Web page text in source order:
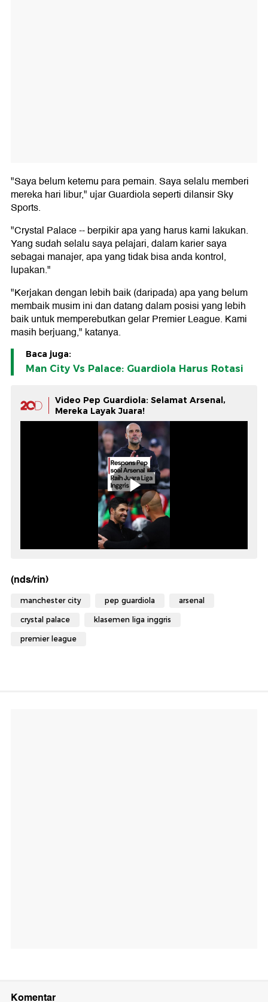
"Saya belum ketemu para pemain. Saya selalu memberi
mereka hari libur," ujar Guardiola seperti dilansir Sky
Sports.
"Crystal Palace -- berpikir apa yang harus kami lakukan.
Yang sudah selalu saya pelajari, dalam karier saya
sebagai manajer, apa yang tidak bisa anda kontrol,
lupakan."
"Kerjakan dengan lebih baik (daripada) apa yang belum
membaik musim ini dan datang dalam posisi yang lebih
baik untuk memperebutkan gelar Premier League. Kami
masih berjuang," katanya.
Baca juga:
Man City Vs Palace: Guardiola Harus Rotasi
Video Pep Guardiola: Selamat Arsenal,
Mereka Layak Juara!
(nds/rin)
manchester city pep guardiola arsenal
crystal palace klasemen liga inggris
premier league
Komentar